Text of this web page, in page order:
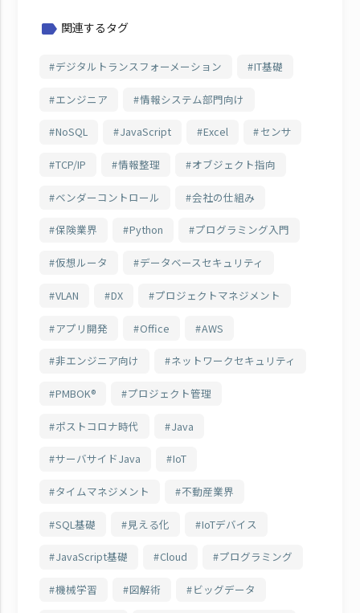
label 関連するタグ
デジタルトランスフォーメーション IT基礎
エンジニア 情報システム部門向け
NoSQL JavaScript Excel センサ
TCP/IP 情報整理 オブジェクト指向
ベンダーコントロール 会社の仕組み
保険業界 Python プログラミング入門
仮想ルータ データベースセキュリティ
VLAN DX プロジェクトマネジメント
アプリ開発 Office AWS
非エンジニア向け ネットワークセキュリティ
PMBOK® プロジェクト管理
ポストコロナ時代 Java
サーバサイドJava IoT
タイムマネジメント 不動産業界
SQL基礎 見える化 IoTデバイス
JavaScript基礎 Cloud プログラミング
機械学習 図解術 ビッグデータ